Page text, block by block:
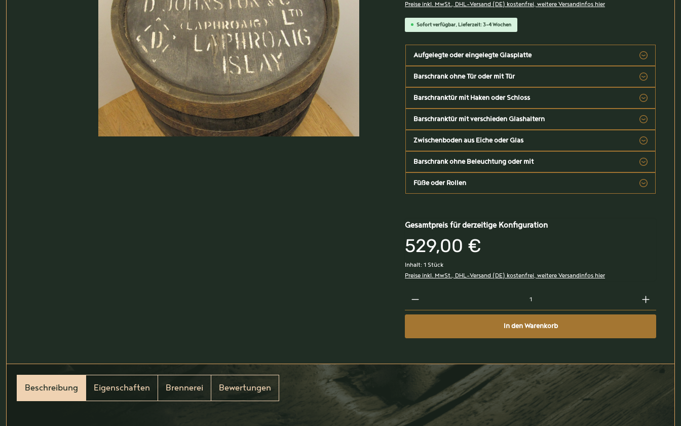
Preise inkl. MwSt., DHL-Versand (DE) kostenfrei, weitere Versandinfos hier
Sofort verfügbar, Lieferzeit: 3-4 Wochen
Aufgelegte oder eingelegte Glasplatte
Barschrank ohne Tür oder mit Tür
Barschranktür mit Haken oder Schloss
Barschranktür mit verschieden Glashaltern
Zwischenboden aus Eiche oder Glas
Barschrank ohne Beleuchtung oder mit
Füße oder Rollen
Gesamtpreis für derzeitige Konfiguration
529,00 €
Inhalt:1 Stück
Preise inkl. MwSt., DHL-Versand (DE) kostenfrei, weitere Versandinfos hier
In den Warenkorb
Beschreibung Eigenschaften Brennerei Bewertungen